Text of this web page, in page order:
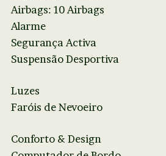
Airbags: 10 Airbags
Alarme
Segurança Activa
Suspensão Desportiva
Luzes
Faróis de Nevoeiro
Conforto & Design